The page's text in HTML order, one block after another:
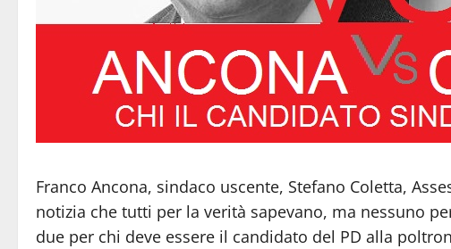
Franco Ancona, sindaco uscente, Stefano Coletta,
notizia che tutti per la verità sapevano, ma nessuno
due per chi deve essere il candidato del PD alla